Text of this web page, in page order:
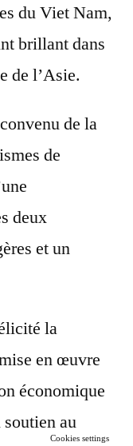
du Viet Nam,
brillant dans
de l’Asie.
de la
de
deux
et un
la
en œuvre
économique
soutien au
Cookies settings